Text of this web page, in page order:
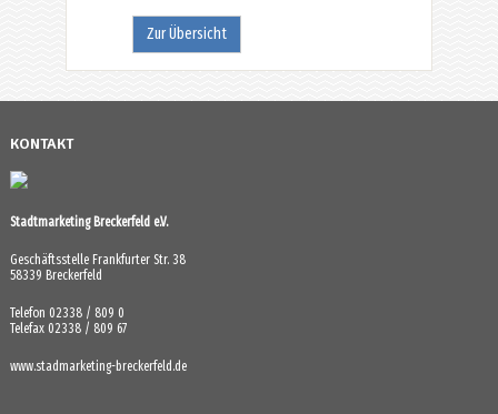
Zur Übersicht
KONTAKT
Stadtmarketing Breckerfeld e.V.
Geschäftsstelle Frankfurter Str. 38
58339 Breckerfeld
Telefon 02338 / 809 0
Telefax 02338 / 809 67
www.stadmarketing-breckerfeld.de